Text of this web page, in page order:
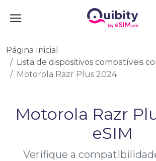
Página Inicial
Lista de dispositivos compatíveis
Motorola Razr Plus 2024
Motorola Razr
eSIM
Verifique a